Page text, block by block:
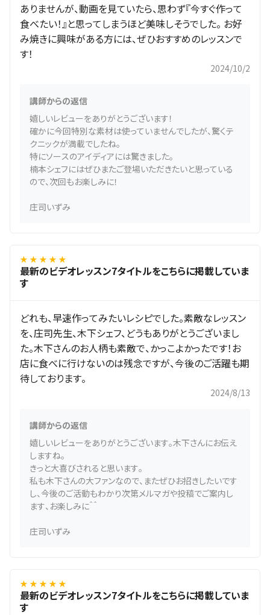
ありませんが、動画を見ていたら、思わず『今すぐ作って
食べたい！』と思ってしまうほど美味しそうでした。 お好
み焼きに興味がある方には、ぜひおすすめのレッスンで
す！
2024/10/2
講師からの返信
嬉しいレビューをありがとうございます！
確かに今回特別な素材は使っていませんでしたが、驚くテ
クニックが満載でしたね。
特にソースのアイディアには驚きました。
楠本シェフにはぜひまたご登場いただきたいと思っている
ので、次回もお楽しみに！
庄司いずみ
★ ★ ★ ★ ★
最新のビデオレッスン7タイトルをこちらに掲載していま
す
どれも、早速作ってみたいレシピでした。素敵なレッスン
を、庄司先生、木下シェフ、どうもありがとうございまし
た。木下さんのお人柄も素敵で、かっこよかったです！お
店に食べに行けないのは残念ですが、今後のご活躍も期
待しております。
2024/8/13
講師からの返信
嬉しいレビューをありがとうございます。木下さんにお伝え
しますね。
きっと大喜びされると思います。
私も木下さんの大ファンなので、またぜひお招きしたいです
し、今後のご活動もわかり次第メルマガや投稿でご案内し
ます、お楽しみに＾＾
庄司いずみ
★ ★ ★ ★ ★
最新のビデオレッスン7タイトルをこちらに掲載していま
す